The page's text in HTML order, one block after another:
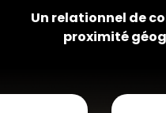
Un relationnel de
proximité